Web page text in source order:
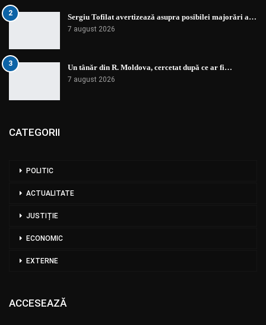
2 Sergiu Tofilat avertizează asupra posibilei majorări a…
7 august 2026
3 Un tânăr din R. Moldova, cercetat după ce ar fi…
7 august 2026
CATEGORII
POLITIC
ACTUALITATE
JUSTIȚIE
ECONOMIC
EXTERNE
ACCESEAZĂ